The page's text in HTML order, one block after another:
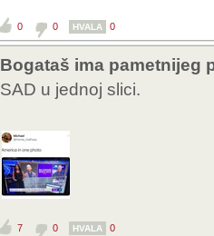
0 0 HVALA 0
Bogataš ima pametnijeg
SAD u jednoj slici.
7 0 HVALA 0